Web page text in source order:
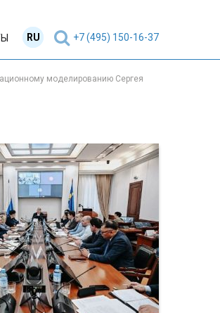
EN
RU +7 (495) 150-16-37
моделированию Сергея